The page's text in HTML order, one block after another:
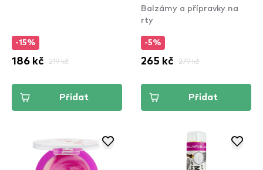
-15%
186 kč 219 kč
Přidat
Balzámy a přípravky na
rty
-5%
265 kč 279 kč
Přidat